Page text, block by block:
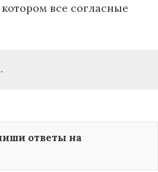
все согласные
ответы на